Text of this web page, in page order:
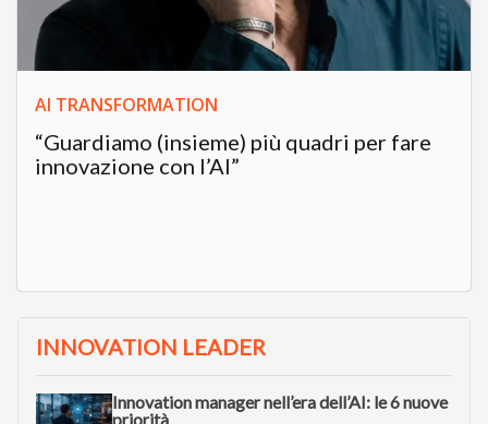
AI TRANSFORMATION
“Guardiamo (insieme) più quadri per fare
innovazione con l’AI”
INNOVATION LEADER
Innovation manager nell’era dell’AI: le 6 nuove
priorità